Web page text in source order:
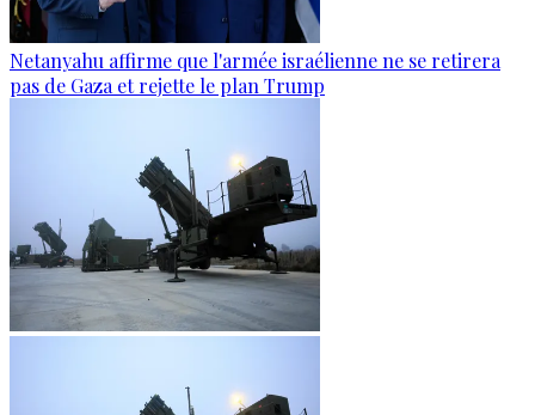
Netanyahu affirme que l'armée israélienne ne se retirera
pas de Gaza et rejette le plan Trump